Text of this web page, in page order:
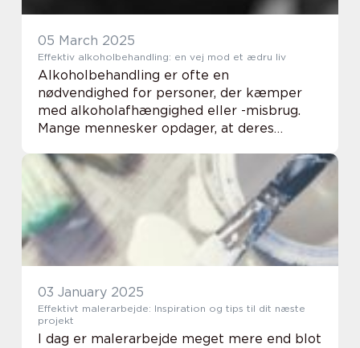
05 March 2025
Effektiv alkoholbehandling: en vej mod et ædru liv
Alkoholbehandling er ofte en
nødvendighed for personer, der kæmper
med alkoholafhængighed eller -misbrug.
Mange mennesker opdager, at deres
og at det påvirker deres helbred, relation...
03 January 2025
Effektivt malerarbejde: Inspiration og tips til dit næste
projekt
I dag er malerarbejde meget mere end blot